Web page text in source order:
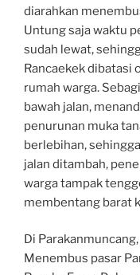
diarahkan
Untung saja waktu
sudah lewat,
Rancaekek dibatasi
rumah warga.
bawah jalan,
penurunan muka
berlebihan,
jalan ditambah,
warga tampak
membentang barat
Di
Menembus pasar